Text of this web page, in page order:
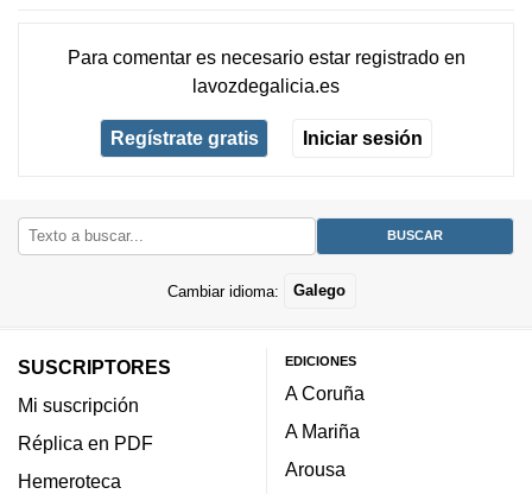
Para comentar es necesario estar registradoen
lavozdegalicia.es
Regístrate gratis Iniciar sesión
Cambiar idioma: Galego
SUSCRIPTORES
Mi suscripción
Réplica en PDF
Hemeroteca
EDICIONES
A Coruña
A Mariña
Arousa